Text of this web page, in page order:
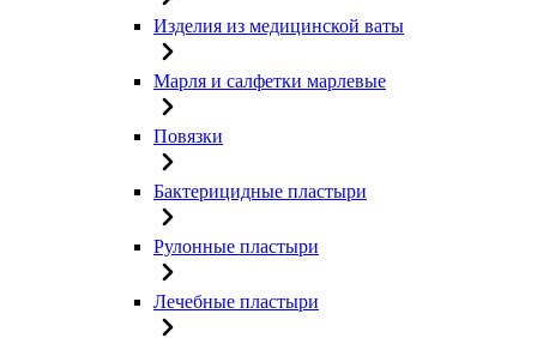
Изделия из медицинской ваты
Марля и салфетки марлевые
Повязки
Бактерицидные пластыри
Рулонные пластыри
Лечебные пластыри